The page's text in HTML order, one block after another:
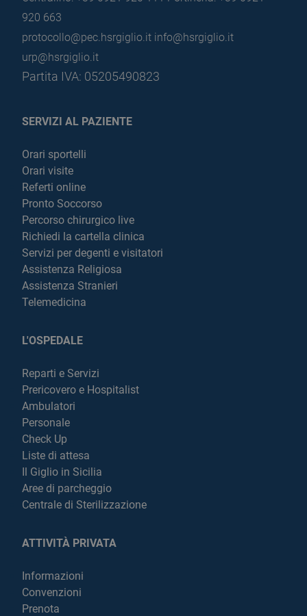
920 663
protocollo@pec.hsrgiglio.it info@hsrgiglio.it
urp@hsrgiglio.it
Partita IVA: 05205490823
SERVIZI AL PAZIENTE
Orari sportelli
Orari visite
Referti online
Pronto Soccorso
Percorso chirurgico live
Richiedi la cartella clinica
Servizi per degenti e visitatori
Assistenza Religiosa
Assistenza Stranieri
Telemedicina
L'OSPEDALE
Reparti e Servizi
Prericovero e Hospitalist
Ambulatori
Personale
Check Up
Liste di attesa
Il Giglio in Sicilia
Aree di parcheggio
Centrale di Sterilizzazione
ATTIVITÀ PRIVATA
Informazioni
Convenzioni
Prenota